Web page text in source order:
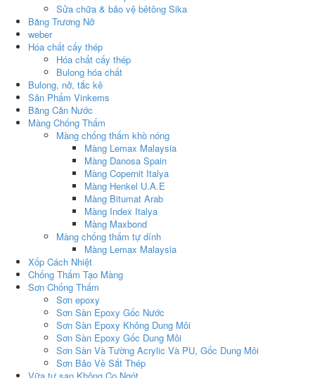
Sửa chữa & bảo vệ bêtông Sika
Băng Trương Nở
weber
Hóa chất cấy thép
Hóa chất cấy thép
Bulong hóa chất
Bulong, nở, tắc kê
Sản Phẩm Vinkems
Băng Cản Nước
Màng Chống Thấm
Màng chống thấm khò nóng
Màng Lemax Malaysia
Màng Danosa Spain
Màng Copernit Italya
Màng Henkel U.A.E
Màng Bitumat Arab
Màng Index Italya
Màng Maxbond
Màng chống thấm tự dính
Màng Lemax Malaysia
Xốp Cách Nhiệt
Chống Thấm Tạo Màng
Sơn Chống Thấm
Sơn epoxy
Sơn Sàn Epoxy Gốc Nước
Sơn Sàn Epoxy Không Dung Môi
Sơn Sàn Epoxy Gốc Dung Môi
Sơn Sàn Và Tường Acrylic Và PU, Gốc Dung Môi
Sơn Bảo Về Sắt Thép
Vữa tự san Không Co Ngót